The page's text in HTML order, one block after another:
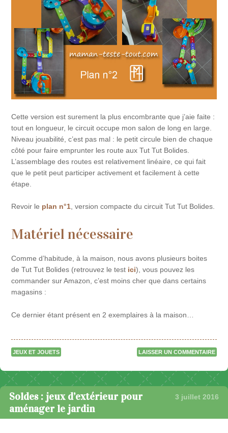
Cette version est surement la plus encombrante que j’aie faite :
tout en longueur, le circuit occupe mon salon de long en large.
Niveau jouabilité, c’est pas mal : le petit circule bien de chaque
côté pour faire emprunter les route aux Tut Tut Bolides.
L’assemblage des routes est relativement linéaire, ce qui fait
que le petit peut participer activement et facilement à cette
étape.
Revoir le plan n°1 , version compacte du circuit Tut Tut Bolides.
Matériel nécessaire
Comme d’habitude, à la maison, nous avons plusieurs boites
de Tut Tut Bolides (retrouvez le test ici), vous pouvez les
commander sur Amazon, c’est moins cher que dans certains
magasins :
Ce dernier étant présent en 2 exemplaires à la maison…
JEUX ET JOUETS LAISSER UN COMMENTAIRE
Soldes : jeux d’extérieur pour
aménager le jardin
3 juillet 2016